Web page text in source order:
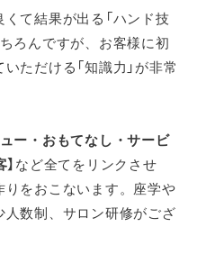
て結果が出る「ハンド技
ろんですが、お客様に初
ただける「知識力」が非常
ュー・おもてなし・サービ
など全てをリンクさせ
をおこないます。座学や
数制、サロン研修がござ